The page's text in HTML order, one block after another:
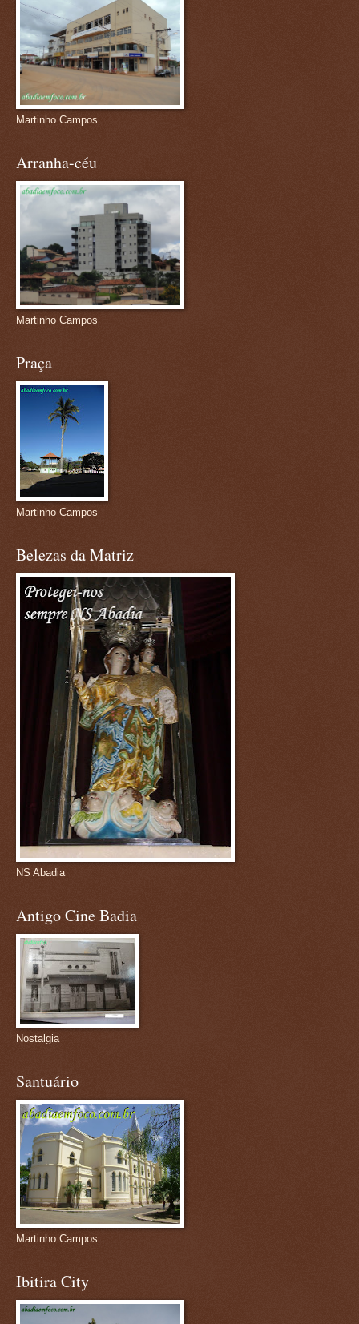
Martinho Campos
Arranha-céu
Martinho Campos
Praça
Martinho Campos
Belezas da Matriz
NS Abadia
Antigo Cine Badia
Nostalgia
Santuário
Martinho Campos
Ibitira City